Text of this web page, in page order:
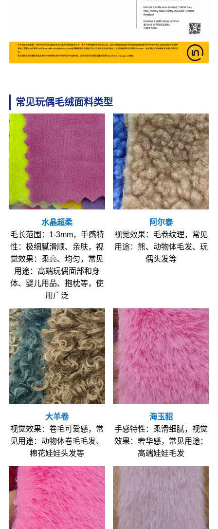
常见玩偶毛绒面料类型
水晶超柔
毛长范围：1-3mm，手感特
性：极细腻滑顺、亲肤，视
觉效果：柔亮、均匀，常见
用途：高端玩偶面部和身
体、婴儿用品、抱枕等，使
用广泛
阿尔泰
视觉效果：毛卷纹理，常见
用途：熊、动物体毛发、玩
偶头发等
大羊卷
视觉效果：卷毛可爱感，常
见用途：动物体卷毛毛发、
棉花娃娃头发等
海玉貂
手感特性：柔滑细腻，视觉
效果：奢华感，常见用途：
高端娃娃毛发